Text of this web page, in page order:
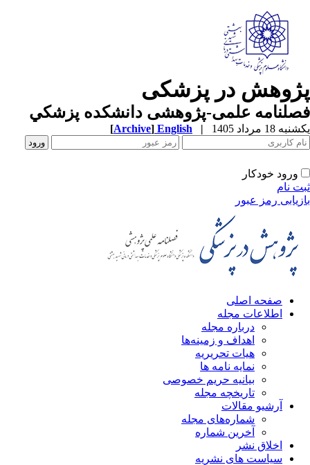
در پزشکی
علمی-پژوهشی دانشکده پزشکي
18 مرداد 1405 |
English
[Archive]
ورود خودکار
نام
رمز عبور
صفحه اصلی
اطلاعات مجله
درباره مجله
اهداف و زمینه‌ها
هیات تحریریه
نمایه نامه ها
بیانیه حریم خصوصی
تاریخچه مجله
آرشیو مقالات
شماره‌های مجله
آخرین شماره
اخلاق نشر
سیاست های نشریه